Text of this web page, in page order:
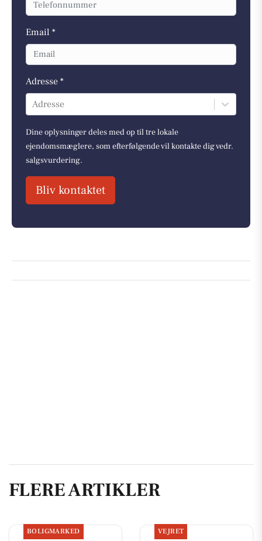
Email *
Adresse *
Adresse
Dine oplysninger deles med op til tre lokale
ejendomsmæglere, som efterfølgende vil kontakte dig vedr.
salgsvurdering.
Bliv kontaktet
FLERE ARTIKLER
BOLIGMARKED VEJRET